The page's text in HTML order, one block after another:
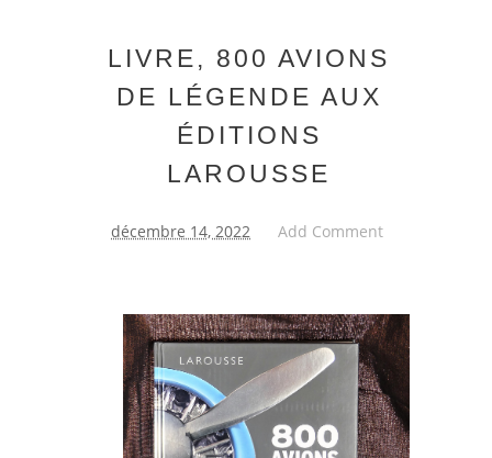
LIVRE, 800 AVIONS
DE LÉGENDE AUX
ÉDITIONS
LAROUSSE
décembre 14, 2022 Add Comment